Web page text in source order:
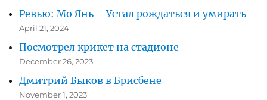
Ревью: Мо Янь – Устал рождаться и умирать
April 21, 2024
Посмотрел крикет на стадионе
December 26, 2023
Дмитрий Быков в Брисбене
November 1, 2023